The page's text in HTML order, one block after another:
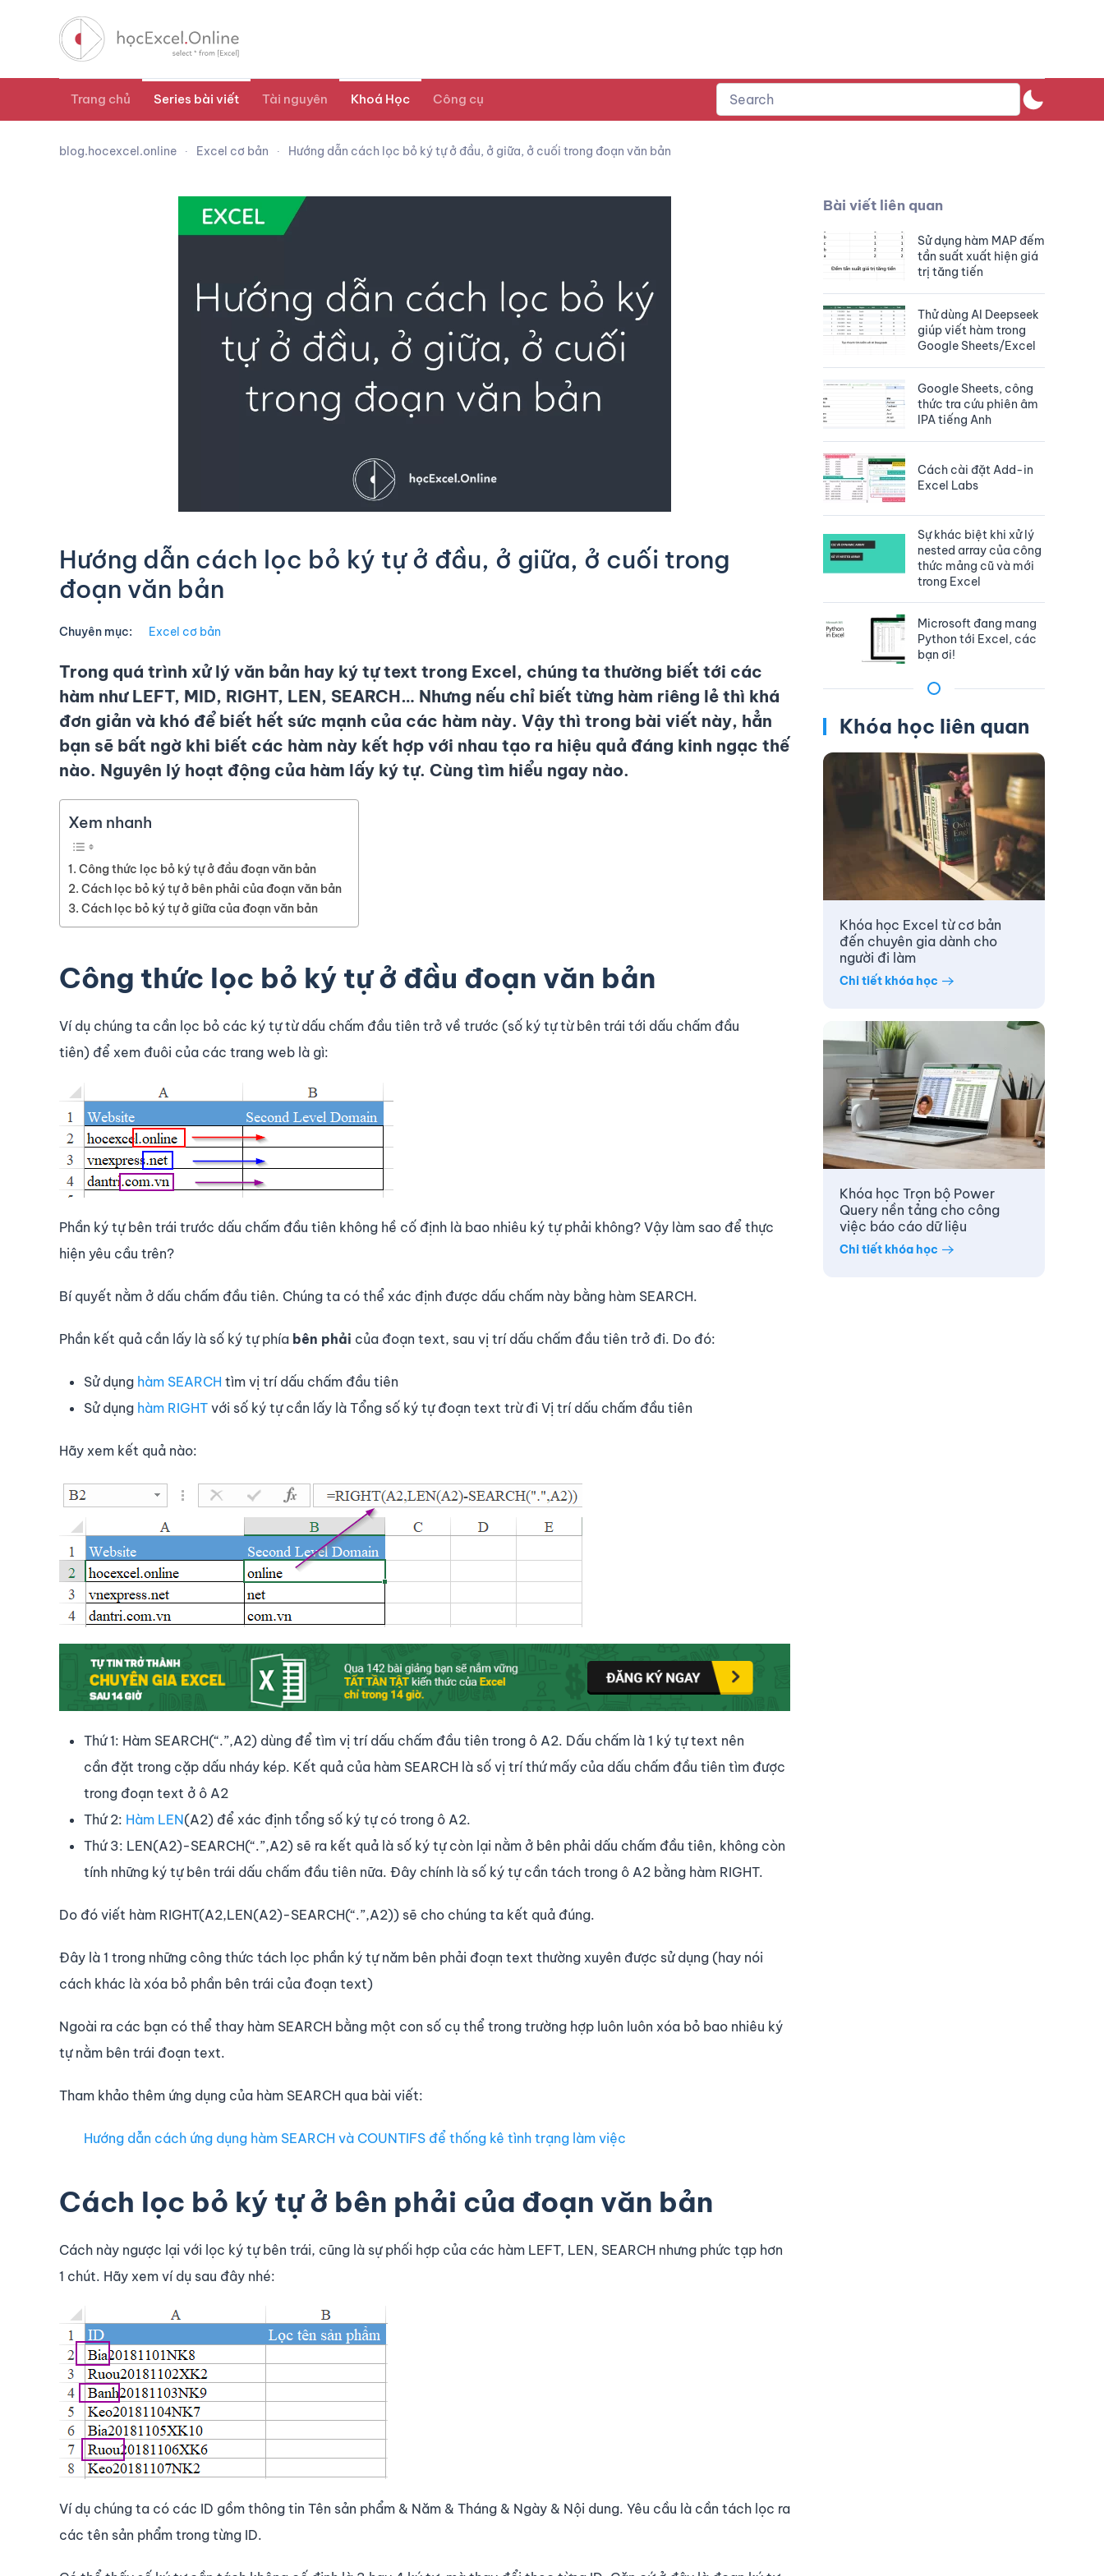
Trang chủ Series bài viết Tài nguyên Khoá Học Công cụ
blog.hocexcel.online Excel cơ bản Hướng dẫn cách lọc bỏ ký tự ở đầu, ở giữa, ở cuối trong đoạn văn bản
Hướng dẫn cách lọc bỏ ký tự ở đầu, ở giữa, ở cuối trong
đoạn văn bản
Chuyên mục: Excel cơ bản
Trong quá trình xử lý văn bản hay ký tự text trong Excel, chúng ta thường biết tới các
hàm như LEFT, MID, RIGHT, LEN, SEARCH… Nhưng nếu chỉ biết từng hàm riêng lẻ thì khá
đơn giản và khó để biết hết sức mạnh của các hàm này. Vậy thì trong bài viết này, hẳn
bạn sẽ bất ngờ khi biết các hàm này kết hợp với nhau tạo ra hiệu quả đáng kinh ngạc thế
nào. Nguyên lý hoạt động của hàm lấy ký tự. Cùng tìm hiểu ngay nào.
Xem nhanh
Công thức lọc bỏ ký tự ở đầu đoạn văn bản
Cách lọc bỏ ký tự ở bên phải của đoạn văn bản
Cách lọc bỏ ký tự ở giữa của đoạn văn bản
Công thức lọc bỏ ký tự ở đầu đoạn văn bản
Ví dụ chúng ta cần lọc bỏ các ký tự từ dấu chấm đầu tiên trở về trước (số ký tự từ bên trái tới dấu chấm đầu
tiên) để xem đuôi của các trang web là gì:
Phần ký tự bên trái trước dấu chấm đầu tiên không hề cố định là bao nhiêu ký tự phải không? Vậy làm sao để thực
hiện yêu cầu trên?
Bí quyết nằm ở dấu chấm đầu tiên. Chúng ta có thể xác định được dấu chấm này bằng hàm SEARCH.
Phần kết quả cần lấy là số ký tự phía bên phải của đoạn text, sau vị trí dấu chấm đầu tiên trở đi. Do đó:
Sử dụng hàm SEARCH tìm vị trí dấu chấm đầu tiên
Sử dụng hàm RIGHT với số ký tự cần lấy là Tổng số ký tự đoạn text trừ đi Vị trí dấu chấm đầu tiên
Hãy xem kết quả nào:
Thứ 1: Hàm SEARCH(“.”,A2) dùng để tìm vị trí dấu chấm đầu tiên trong ô A2. Dấu chấm là 1 ký tự text nên
cần đặt trong cặp dấu nháy kép. Kết quả của hàm SEARCH là số vị trí thứ mấy của dấu chấm đầu tiên tìm được
trong đoạn text ở ô A2
Thứ 2: Hàm LEN(A2) để xác định tổng số ký tự có trong ô A2.
Thứ 3: LEN(A2)-SEARCH(“.”,A2) sẽ ra kết quả là số ký tự còn lại nằm ở bên phải dấu chấm đầu tiên, không còn
tính những ký tự bên trái dấu chấm đầu tiên nữa. Đây chính là số ký tự cần tách trong ô A2 bằng hàm RIGHT.
Do đó viết hàm RIGHT(A2,LEN(A2)-SEARCH(“.”,A2)) sẽ cho chúng ta kết quả đúng.
Đây là 1 trong những công thức tách lọc phần ký tự năm bên phải đoạn text thường xuyên được sử dụng (hay nói
cách khác là xóa bỏ phần bên trái của đoạn text)
Ngoài ra các bạn có thể thay hàm SEARCH bằng một con số cụ thể trong trường hợp luôn luôn xóa bỏ bao nhiêu ký
tự nằm bên trái đoạn text.
Tham khảo thêm ứng dụng của hàm SEARCH qua bài viết:
Hướng dẫn cách ứng dụng hàm SEARCH và COUNTIFS để thống kê tình trạng làm việc
Cách lọc bỏ ký tự ở bên phải của đoạn văn bản
Cách này ngược lại với lọc ký tự bên trái, cũng là sự phối hợp của các hàm LEFT, LEN, SEARCH nhưng phức tạp hơn
1 chút. Hãy xem ví dụ sau đây nhé:
Ví dụ chúng ta có các ID gồm thông tin Tên sản phẩm & Năm & Tháng & Ngày & Nội dung. Yêu cầu là cần tách lọc ra
các tên sản phẩm trong từng ID.
Bài viết liên quan
Sử dụng hàm MAP đếm
tần suất xuất hiện giá
trị tăng tiến
Thử dùng AI Deepseek
giúp viết hàm trong
Google Sheets/Excel
Google Sheets, công
thức tra cứu phiên âm
IPA tiếng Anh
Cách cài đặt Add-in
Excel Labs
Sự khác biệt khi xử lý
nested array của công
thức mảng cũ và mới
trong Excel
Microsoft đang mang
Python tới Excel, các
bạn ơi!
Khóa học liên quan
Khóa học Excel từ cơ bản
đến chuyên gia dành cho
người đi làm
Chi tiết khóa học
Khóa học Trọn bộ Power
Query nền tảng cho công
việc báo cáo dữ liệu
Chi tiết khóa học